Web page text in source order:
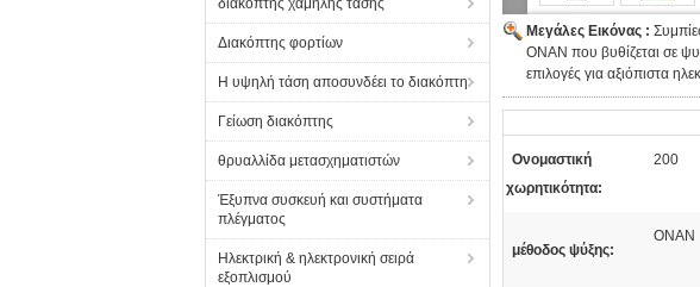
διακόπτης χαμηλής τάσης
Διακόπτης φορτίων
Η υψηλή τάση αποσυνδέει το διακόπτη
Γείωση διακόπτης
θρυαλλίδα μετασχηματιστών
Έξυπνα συσκευή και συστήματα
πλέγματος
Ηλεκτρική & ηλεκτρονική σειρά
εξοπλισμού
Μεγάλες Εικόνας :
ONAN που βυθίζεται σε
επιλογές για αξιόπιστα
Ονομαστική
χωρητικότητα:
200
μέθοδος ψύξης:
ΟΝΑΝ